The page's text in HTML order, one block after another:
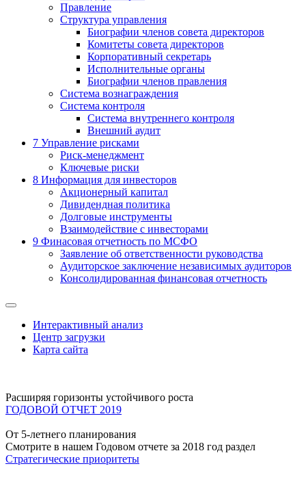
Правление
Структура управления
Биографии членов совета директоров
Комитеты совета директоров
Корпоративный секретарь
Исполнительные органы
Биографии членов правления
Система вознаграждения
Система контроля
Система внутреннего контроля
Внешний аудит
7 Управление рисками
Риск-менеджмент
Ключевые риски
8 Информация для инвесторов
Акционерный капитал
Дивидендная политика
Долговые инструменты
Взаимодействие с инвеcторами
9 Финасовая отчетность по МСФО
Заявление об ответственности руководства
Аудиторское заключение независимых аудиторов
Консолидированная финансовая отчетность
Интерактивный анализ
Центр загрузки
Карта сайта
Расширяя горизонты устойчивого роста
ГОДОВОЙ ОТЧЕТ 2019
От 5-летнего планирования
Смотрите в нашем Годовом отчете за 2018 год раздел
Стратегические приоритеты